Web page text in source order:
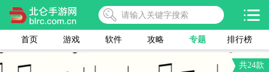
首页 游戏 软件 攻略 专题 排行榜
共24款